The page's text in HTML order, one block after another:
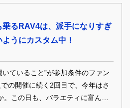
乗るRAV4は、派手になりすぎ
ようにカスタム中！
ていること”が参加条件のファン
の開催に続く2回目で、今年はさ
この日も、バラエティに富んだ